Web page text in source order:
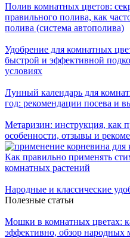
Полив комнатных цветов:
правильного полива, как
полива (система автополива)
Удобрение для комнатных
быстрой и эффективной
условиях
Лунный календарь для
год: рекомендации посева и
Метаризин: инструкция, как
особенности, отзывы и
Как правильно применять
комнатных растений
Народные и классические
Полезные статьи
Мошки в комнатных цветах:
эффективно, обзор народных